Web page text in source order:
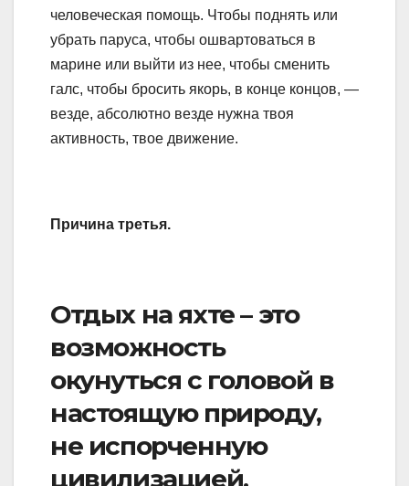
человеческая помощь. Чтобы поднять или
убрать паруса, чтобы ошвартоваться в
марине или выйти из нее, чтобы сменить
галс, чтобы бросить якорь, в конце концов, —
везде, абсолютно везде нужна твоя
активность, твое движение.
Причина третья.
Отдых на яхте – это
возможность
окунуться с головой в
настоящую природу,
не испорченную
цивилизацией.